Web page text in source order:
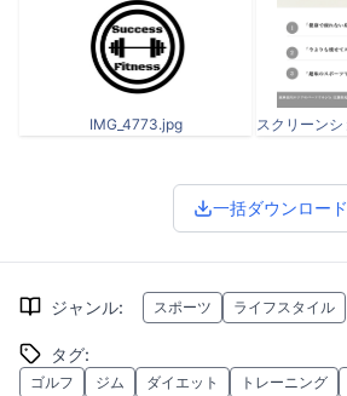
IMG_4773.jpg
一括ダウンロード
ジャンル: スポーツ ライフスタイル
タグ:
ゴルフ ジム ダイエット トレーニング